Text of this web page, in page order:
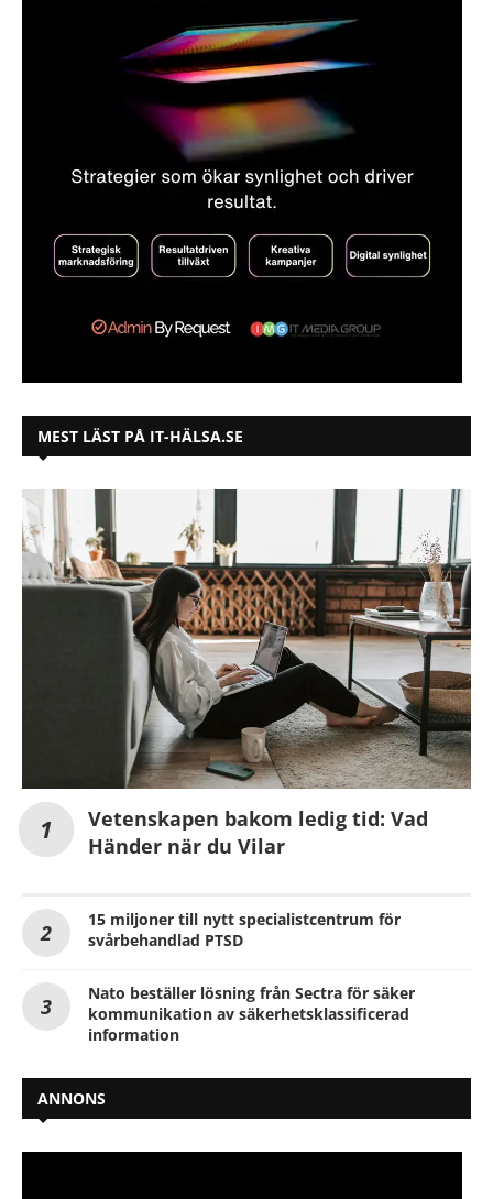
MEST LÄST PÅ IT-HÄLSA.SE
Vetenskapen bakom ledig tid: Vad
Händer när du Vilar
15 miljoner till nytt specialistcentrum för
svårbehandlad PTSD
Nato beställer lösning från Sectra för säker
kommunikation av säkerhetsklassificerad
information
ANNONS